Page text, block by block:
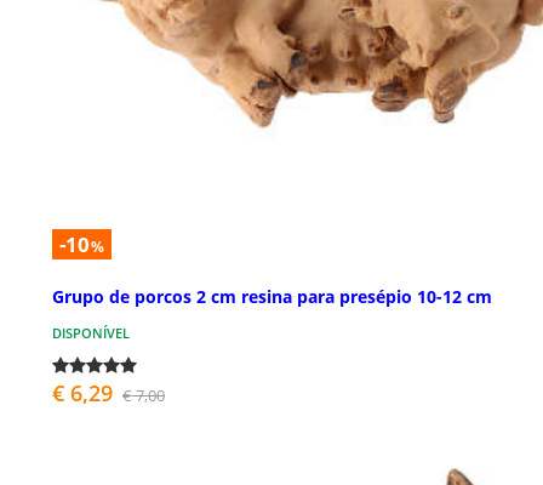
-10%
Grupo de porcos 2 cm resina para presépio 10-12 cm
DISPONÍVEL
€ 6,29 € 7,00